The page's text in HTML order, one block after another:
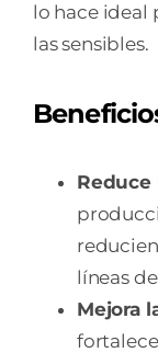
lo hace ideal
las sensibles.
Reduce
líneas
Mejora